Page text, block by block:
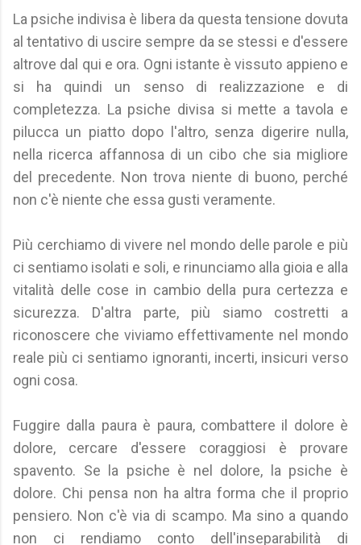
La psiche indivisa è libera da questa tensione dovuta
al tentativo di uscire sempre da se stessi e d'essere
altrove dal qui e ora. Ogni istante è vissuto appieno e
si ha quindi un senso di realizzazione e di
completezza. La psiche divisa si mette a tavola e
pilucca un piatto dopo l'altro, senza digerire nulla,
nella ricerca affannosa di un cibo che sia migliore
del precedente. Non trova niente di buono, perché
non c'è niente che essa gusti veramente.
Più cerchiamo di vivere nel mondo delle parole e più
ci sentiamo isolati e soli, e rinunciamo alla gioia e alla
vitalità delle cose in cambio della pura certezza e
sicurezza. D'altra parte, più siamo costretti a
riconoscere che viviamo effettivamente nel mondo
reale più ci sentiamo ignoranti, incerti, insicuri verso
ogni cosa.
Fuggire dalla paura è paura, combattere il dolore è
dolore, cercare d'essere coraggiosi è provare
spavento. Se la psiche è nel dolore, la psiche è
dolore. Chi pensa non ha altra forma che il proprio
pensiero. Non c'è via di scampo. Ma sino a quando
non ci rendiamo conto dell'inseparabilità di